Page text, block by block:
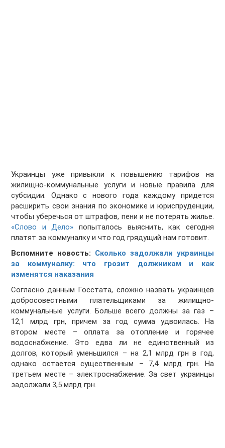
Украинцы уже привыкли к повышению тарифов на
жилищно-коммунальные услуги и новые правила для
субсидии. Однако с нового года каждому придется
расширить свои знания по экономике и юриспруденции,
чтобы уберечься от штрафов, пени и не потерять жилье.
«Слово и Дело» попыталось выяснить, как сегодня
платят за коммуналку и что год грядущий нам готовит.
Вспомните новость: Сколько задолжали украинцы
за коммуналку: что грозит должникам и как
изменятся наказания
Согласно данным Госстата, сложно назвать украинцев
добросовестными плательщиками за жилищно-
коммунальные услуги. Больше всего должны за газ –
12,1 млрд грн, причем за год сумма удвоилась. На
втором месте – оплата за отопление и горячее
водоснабжение. Это едва ли не единственный из
долгов, который уменьшился – на 2,1 млрд грн в год,
однако остается существенным – 7,4 млрд грн. На
третьем месте – электроснабжение. За свет украинцы
задолжали 3,5 млрд грн.